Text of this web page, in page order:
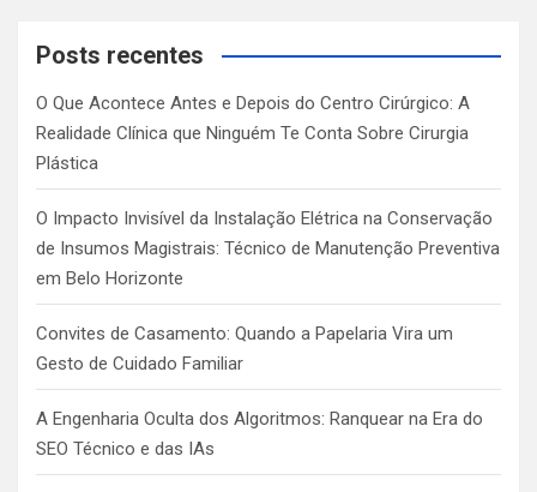
c
Posts recentes
O Que Acontece Antes e Depois do Centro Cirúrgico: A
Realidade Clínica que Ninguém Te Conta Sobre Cirurgia
Plástica
O Impacto Invisível da Instalação Elétrica na Conservação
de Insumos Magistrais: Técnico de Manutenção Preventiva
em Belo Horizonte
Convites de Casamento: Quando a Papelaria Vira um
Gesto de Cuidado Familiar
A Engenharia Oculta dos Algoritmos: Ranquear na Era do
SEO Técnico e das IAs